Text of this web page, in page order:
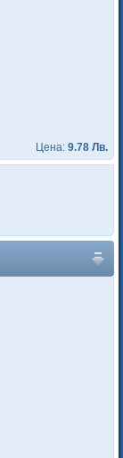
Цена: 9.78 Лв.